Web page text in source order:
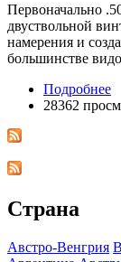
Первоначально
двуствольной
намерения и
большинстве
Подробнее
28362
Страна
Австро-Венгрия